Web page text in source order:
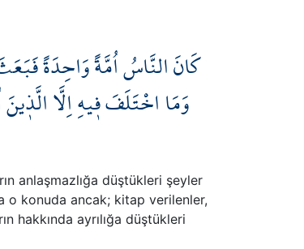
كَانَ النَّاسُ اُمَّةً وَاحِدَةً
وَمَا اخْتَلَفَ ف۪يهِ اِلَّا
anlaşmazlığa düştükleri şeyler
o konuda ancak; kitap verilenler,
hakkında ayrılığa düştükleri